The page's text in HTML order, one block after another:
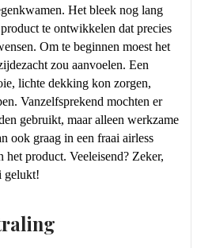
Het bleek nog lang
te ontwikkelen dat precies
Om te beginnen moest het
zou aanvoelen. Een
lichte dekking kon zorgen,
Vanzelfsprekend mochten er
gebruikt, maar alleen werkzame
ook graag in een fraai airless
product. Veeleisend? Zeker,
gelukt!